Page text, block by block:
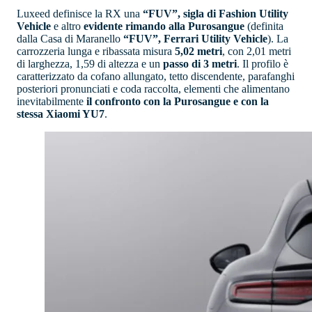
Luxeed definisce la RX una “FUV”, sigla di Fashion Utility
Vehicle e altro evidente rimando alla Purosangue (definita
dalla Casa di Maranello “FUV”, Ferrari Utility Vehicle). La
carrozzeria lunga e ribassata misura 5,02 metri, con 2,01 metri
di larghezza, 1,59 di altezza e un passo di 3 metri. Il profilo è
caratterizzato da cofano allungato, tetto discendente, parafanghi
posteriori pronunciati e coda raccolta, elementi che alimentano
inevitabilmente il confronto con la Purosangue e con la
stessa Xiaomi YU7.